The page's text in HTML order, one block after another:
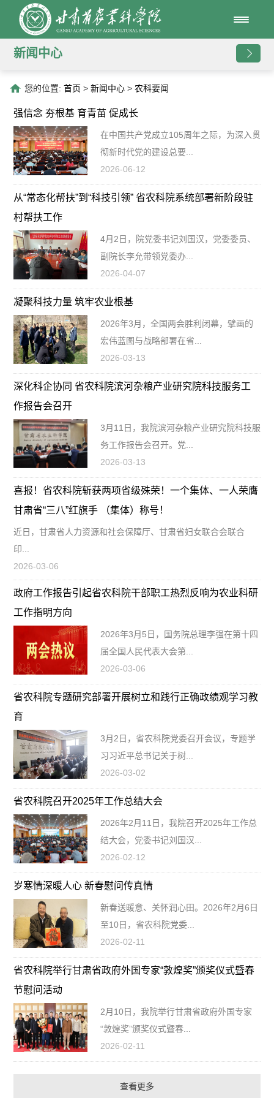
新闻中心
您的位置: 首页 > 新闻中心 > 农科要闻
强信念 夯根基 育青苗 促成长
在中国共产党成立105周年之际，为深入贯
彻新时代党的建设总要...
2026-06-12
从“常态化帮扶”到“科技引领” 省农科院系统部署新阶段驻
村帮扶工作
4月2日，院党委书记刘国汉，党委委员、
副院长李允带领党委办...
2026-04-07
凝聚科技力量 筑牢农业根基
2026年3月，全国两会胜利闭幕，擘画的
宏伟蓝图与战略部署在省...
2026-03-13
深化科企协同 省农科院滨河杂粮产业研究院科技服务工
作报告会召开
3月11日，我院滨河杂粮产业研究院科技服
务工作报告会召开。党...
2026-03-13
喜报！省农科院斩获两项省级殊荣！一个集体、一人荣膺
甘肃省“三八”红旗手 （集体）称号！
近日，甘肃省人力资源和社会保障厅、甘肃省妇女联合会联合
印...
2026-03-06
政府工作报告引起省农科院干部职工热烈反响为农业科研
工作指明方向
2026年3月5日，国务院总理李强在第十四
届全国人民代表大会第...
2026-03-06
省农科院专题研究部署开展树立和践行正确政绩观学习教
育
3月2日，省农科院党委召开会议，专题学
习习近平总书记关于树...
2026-03-02
省农科院召开2025年工作总结大会
2026年2月11日，我院召开2025年工作总
结大会，党委书记刘国汉...
2026-02-12
岁寒情深暖人心 新春慰问传真情
新春送暖意、关怀润心田。2026年2月6日
至10日，省农科院党委...
2026-02-11
省农科院举行甘肃省政府外国专家“敦煌奖”颁奖仪式暨春
节慰问活动
2月10日，我院举行甘肃省政府外国专家
“敦煌奖”颁奖仪式暨春...
2026-02-11
查看更多